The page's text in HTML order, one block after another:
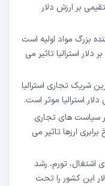
بر ارزش دلار
بزرگ مواد اولیه است
استرالیا تاثیر می
شریک تجاری استرالیا
استرالیا موثر است.
سیاست های تجاری
ارزها تاثیر می
اشتغال، تورم، رشد
این کشور را تحت